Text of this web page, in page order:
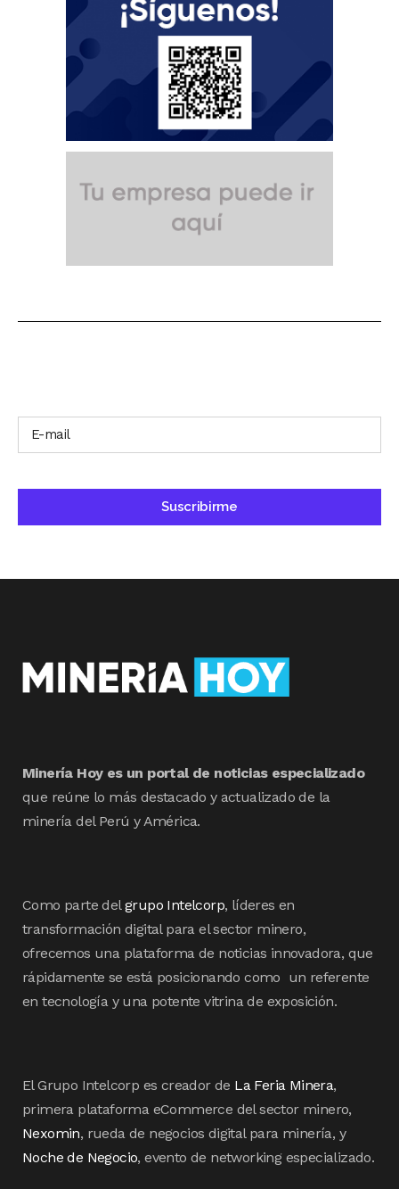
Minería Hoy es un portal de noticias especializado
que reúne lo más destacado y actualizado de la
minería del Perú y América.
Como parte delgrupo Intelcorp, líderes en
transformación digital para el sector minero,
ofrecemos una plataforma de noticias innovadora, que
rápidamente se está posicionando como un referente
en tecnología y una potente vitrina de exposición.
El Grupo Intelcorp es creador de La Feria Minera,
primera plataforma eCommerce del sector minero,
Nexomin, rueda de negocios digital para minería, y
Noche de Negocio, evento de networking especializado.